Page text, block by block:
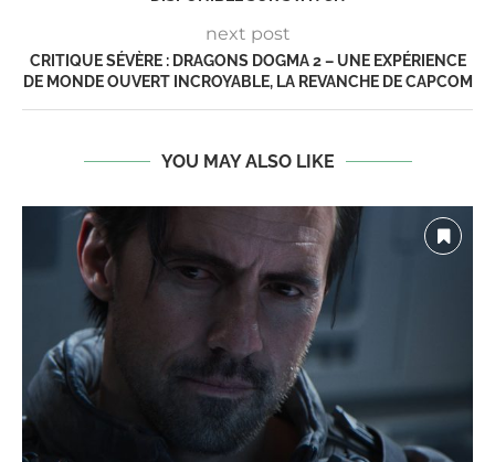
next post
CRITIQUE SÉVÈRE : DRAGONS DOGMA 2 – UNE EXPÉRIENCE
DE MONDE OUVERT INCROYABLE, LA REVANCHE DE CAPCOM
YOU MAY ALSO LIKE